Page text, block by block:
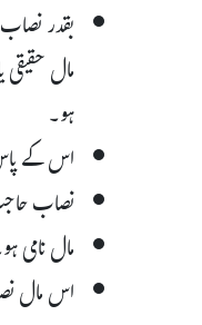
بقدر
مال
ہو۔
اس کے
نصاب
مال نامی
اس مال